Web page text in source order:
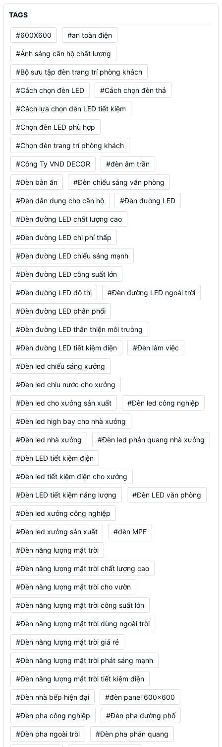
TAGS
#600X600 #an toàn điện
#Ánh sáng căn hộ chất lượng
#Bộ sưu tập đèn trang trí phòng khách
#Cách chọn đèn LED #Cách chọn đèn thả
#Cách lựa chọn đèn LED tiết kiệm
#Chọn đèn LED phù hợp
#Chọn đèn trang trí phòng khách
#Công Ty VND DECOR #đèn âm trần
#Đèn bàn ăn #Đèn chiếu sáng văn phòng
#Đèn dân dụng cho căn hộ #Đèn đường LED
#Đèn đường LED chất lượng cao
#Đèn đường LED chi phí thấp
#Đèn đường LED chiếu sáng mạnh
#Đèn đường LED công suất lớn
#Đèn đường LED đô thị #Đèn đường LED ngoài trời
#Đèn đường LED phân phối
#Đèn đường LED thân thiện môi trường
#Đèn đường LED tiết kiệm điện #Đèn làm việc
#Đèn led chiếu sáng xưởng
#Đèn led chịu nước cho xưởng
#Đèn led cho xưởng sản xuất #Đèn led công nghiệp
#Đèn led high bay cho nhà xưởng
#Đèn led nhà xưởng #Đèn led phản quang nhà xưởng
#Đèn LED tiết kiệm điện
#Đèn led tiết kiệm điện cho xưởng
#Đèn LED tiết kiệm năng lượng #Đèn LED văn phòng
#Đèn led xưởng công nghiệp
#Đèn led xưởng sản xuất #đèn MPE
#Đèn năng lượng mặt trời
#Đèn năng lượng mặt trời chất lượng cao
#Đèn năng lượng mặt trời cho vườn
#Đèn năng lượng mặt trời công suất lớn
#Đèn năng lượng mặt trời dùng ngoài trời
#Đèn năng lượng mặt trời giá rẻ
#Đèn năng lượng mặt trời phát sáng mạnh
#Đèn năng lượng mặt trời tiết kiệm điện
#Đèn nhà bếp hiện đại #đèn panel 600x600
#Đèn pha công nghiệp #Đèn pha đường phố
#Đèn pha ngoài trời #Đèn pha phản quang